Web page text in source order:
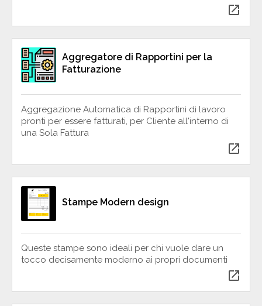
open_in_new
Aggregatore di Rapportini per la
Fatturazione
Aggregazione Automatica di Rapportini di lavoro
pronti per essere fatturati, per Cliente all'interno di
una Sola Fattura
open_in_new
Stampe Modern design
Queste stampe sono ideali per chi vuole dare un
tocco decisamente moderno ai propri documenti
open_in_new